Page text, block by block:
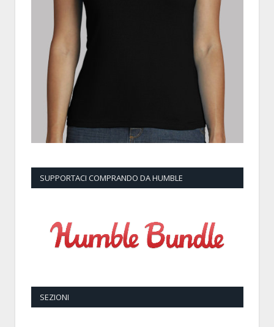
SUPPORTACI COMPRANDO DA HUMBLE
SEZIONI